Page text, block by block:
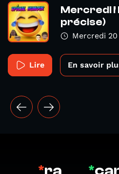
Mercredi !
précise)
Mercredi
Lire En savoir